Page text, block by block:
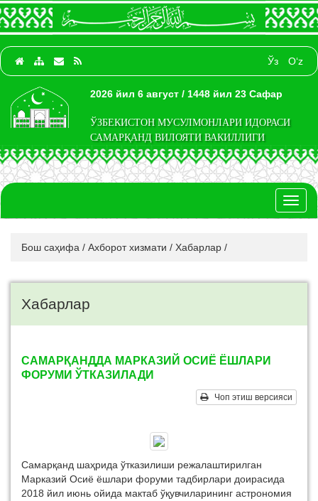
Ўз O‘z
2026 йил 6 август / 1448 йил 23 Сафар
ЎЗБЕКИСТОН МУСУЛМОНЛАРИ ИДОРАСИ
САМАРҚАНД ВИЛОЯТИ ВАКИЛЛИГИ
Бош саҳифа / Ахборот хизмати / Хабарлар /
Хабарлар
САМАРҚАНДДА МАРКАЗИЙ ОСИЁ ЁШЛАРИ
ФОРУМИ ЎТКАЗИЛАДИ
Чоп этиш версияси
Самарқанд шаҳрида ўтказилиши режалаштирилган
Марказий Осиё ёшлари форуми тадбирлари доирасида
2018 йил июнь ойида мактаб ўқувчиларининг астрономия